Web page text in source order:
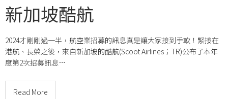
新加坡酷航
2024才剛剛過一半，航空業招募的訊息真是讓大家接到手軟！緊接在
港航、長榮之後，來自新加坡的酷航(Scoot Airlines；TR)公布了本年
度第2次招募訊息…
Read More